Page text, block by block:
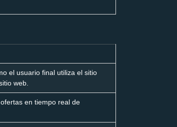
el usuario final utiliza el sitio
web.
en tiempo real de